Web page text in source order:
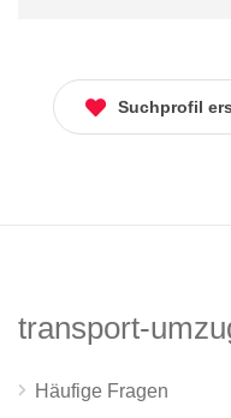
Suchprofil
transport-
Häufige Fragen